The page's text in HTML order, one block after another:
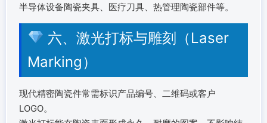
半导体设备陶瓷夹具、医疗刀具、热管理陶瓷部件等。
六、激光打标与雕刻（Laser
Marking）
现代精密陶瓷件常需标识产品编号、二维码或客户
LOGO。